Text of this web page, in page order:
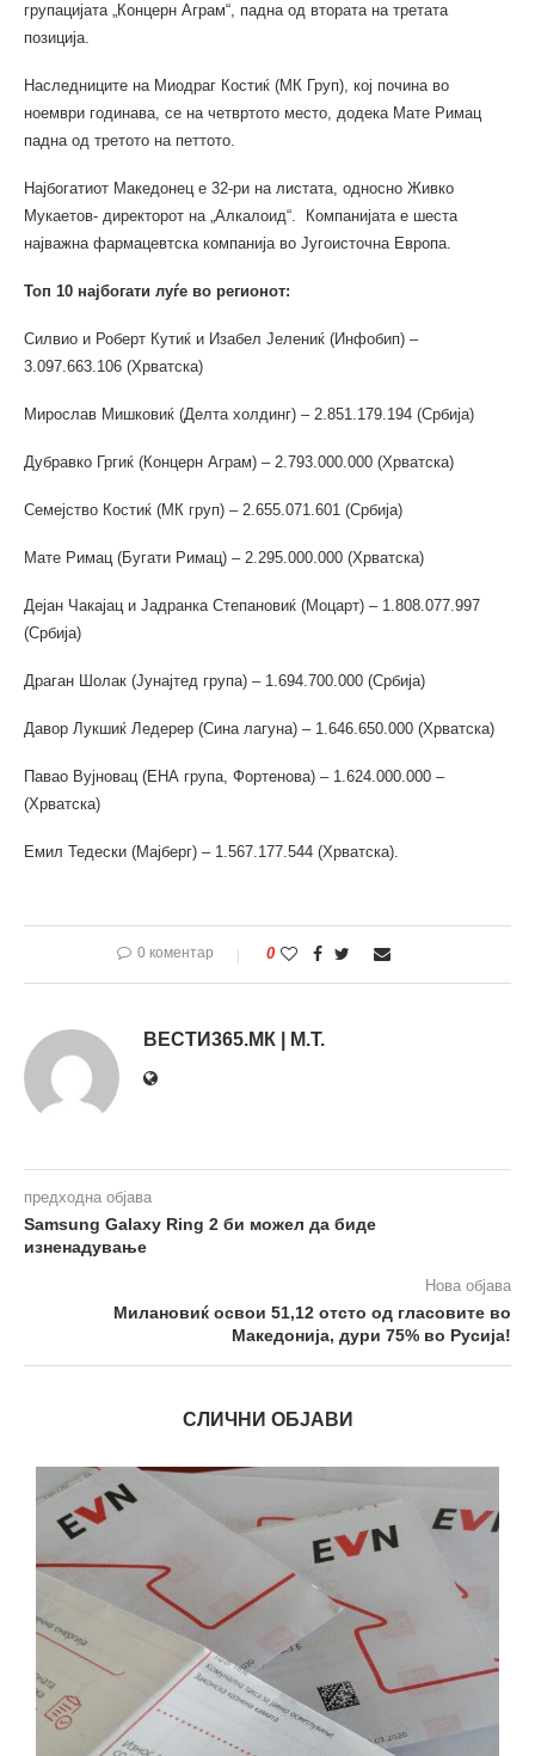
групацијата „Концерн Аграм“, падна од втората на третата
позиција.
Наследниците на Миодраг Костиќ (МК Груп), кој почина во
ноември годинава, се на четвртото место, додека Мате Римац
падна од третото на петтото.
Најбогатиот Македонец е 32-ри на листата, односно Живко
Мукаетов- директорот на „Алкалоид“. Компанијата е шеста
најважна фармацевтска компанија во Југоисточна Европа.
Топ 10 најбогати луѓе во регионот:
Силвио и Роберт Кутиќ и Изабел Јелениќ (Инфобип) –
3.097.663.106 (Хрватска)
Мирослав Мишковиќ (Делта холдинг) – 2.851.179.194 (Србија)
Дубравко Гргиќ (Концерн Аграм) – 2.793.000.000 (Хрватска)
Семејство Костиќ (МК груп) – 2.655.071.601 (Србија)
Мате Римац (Бугати Римац) – 2.295.000.000 (Хрватска)
Дејан Чакајац и Јадранка Степановиќ (Моцарт) – 1.808.077.997
(Србија)
Драган Шолак (Јунајтед група) – 1.694.700.000 (Србија)
Давор Лукшиќ Ледерер (Сина лагуна) – 1.646.650.000 (Хрватска)
Павао Вујновац (ЕНА група, Фортенова) – 1.624.000.000 –
(Хрватска)
Емил Тедески (Мајберг) – 1.567.177.544 (Хрватска).
0 коментар 0
ВЕСТИ365.МК | М.Т.
предходна објава
Samsung Galaxy Ring 2 би можел да биде
изненадување
Нова објава
Милановиќ освои 51,12 отсто од гласовите во
Македонија, дури 75% во Русија!
СЛИЧНИ ОБЈАВИ